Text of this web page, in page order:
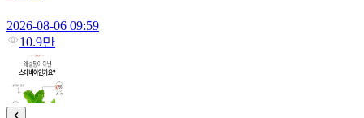
2026-08-06 09:59
10.9만